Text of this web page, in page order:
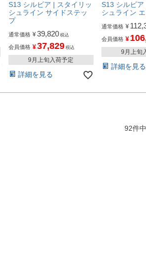
S13 シルビア | スタイリッ
シュライン サイドステッ
プ
通常価格 ¥39,820 税込
会員価格 ¥37,829 税込
9月上旬入荷予定
詳細を見る
S13 シルビア
シュライン
通常価格 ¥
会員価格 ¥
9月上旬
詳細を見る
92件中